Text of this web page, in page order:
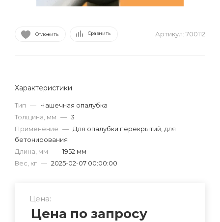
Отложить Сравнить Артикул: 700112
Характеристики
Тип — Чашечная опалубка
Толщина, мм — 3
Применение — Для опалубки перекрытий, для
бетонирования
Длина, мм — 1952 мм
Вес, кг — 2025-02-07 00:00:00
Цена:
Цена по запросу